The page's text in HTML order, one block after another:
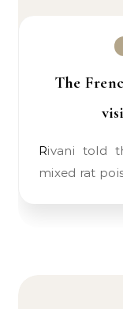
The
Rivani told the police that he had first
mixed rat